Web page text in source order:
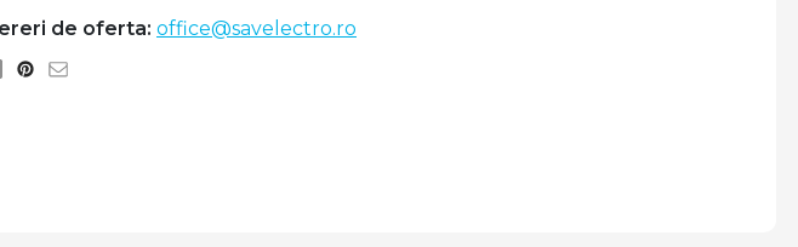
de oferta: office@savelectro.ro